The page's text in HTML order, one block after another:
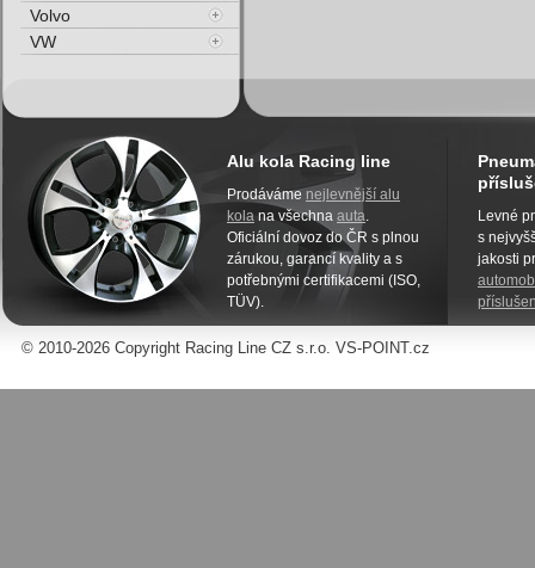
Volvo
VW
Alu kola Racing line
Prodáváme nejlevnější alu
kola na všechna auta.
Oficiální dovoz do ČR s plnou
zárukou, garancí kvality a s
potřebnými certifikacemi (ISO,
TÜV).
Levné
s
jakosti
© 2010-2026 Copyright Racing Line CZ s.r.o. VS-POINT.cz